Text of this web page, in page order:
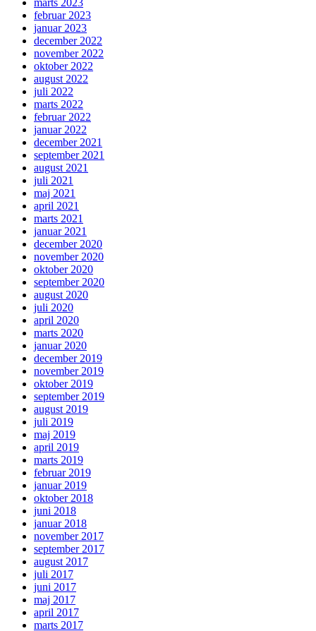
februar 2023
januar 2023
december 2022
november 2022
oktober 2022
august 2022
juli 2022
marts 2022
februar 2022
januar 2022
december 2021
september 2021
august 2021
juli 2021
maj 2021
april 2021
marts 2021
januar 2021
december 2020
november 2020
oktober 2020
september 2020
august 2020
juli 2020
april 2020
marts 2020
januar 2020
december 2019
november 2019
oktober 2019
september 2019
august 2019
juli 2019
maj 2019
april 2019
marts 2019
februar 2019
januar 2019
oktober 2018
juni 2018
januar 2018
november 2017
september 2017
august 2017
juli 2017
juni 2017
maj 2017
april 2017
marts 2017